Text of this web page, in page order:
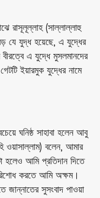
রাসূলূল্লাহ (সাল্লাল্লাহু
যে যুদ্ধ হয়েছে, এ যুদ্ধের
এ যুদ্ধে মুসলমানদের
ইয়ারমুক যুদ্ধের নামে
ঘনিষ্ঠ সাহাবা হলেন আবু
ওয়াসাল্লাম) বলেন, আমার
হলেও আমি প্রতিদান দিতে
করতে আমি অক্ষম।
জান্নাতের সুসংবাদ পাওয়া